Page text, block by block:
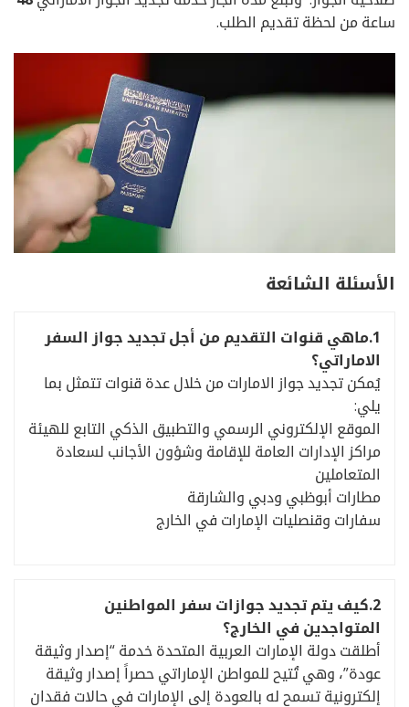
ساعة من لحظة تقديم الطلب.
الأسئلة الشائعة
1.ماهي قنوات التقديم من أجل تجديد جواز السفر
الاماراتي؟
يُمكن تجديد جواز الامارات من خلال عدة قنوات تتمثل بما
يلي:
الموقع الإلكتروني الرسمي والتطبيق الذكي التابع للهيئة
مراكز الإدارات العامة للإقامة وشؤون الأجانب لسعادة
المتعاملين
مطارات أبوظبي ودبي والشارقة
سفارات وقنصليات الإمارات في الخارج
2.كيف يتم تجديد جوازات سفر المواطنين
المتواجدين في الخارج؟
أطلقت دولة الإمارات العربية المتحدة خدمة “إصدار وثيقة
عودة”، وهي تُتيح للمواطن الإماراتي حصراً إصدار وثيقة
إلكترونية تسمح له بالعودة إلى الإمارات في حالات فقدان